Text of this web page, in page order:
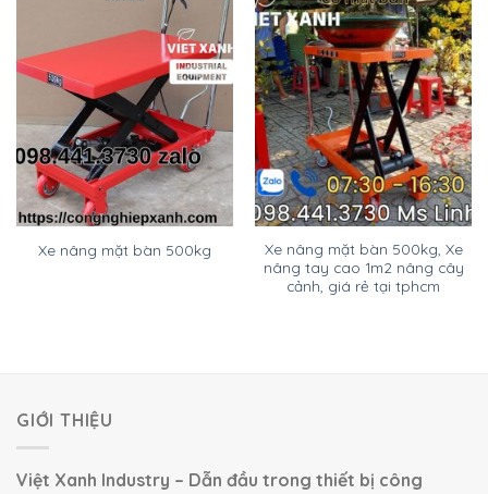
Xe nâng mặt bàn 500kg
Xe nâng mặt bàn 500kg, Xe
nâng tay cao 1m2 nâng cây
cảnh, giá rẻ tại tphcm
GIỚI THIỆU
Việt Xanh Industry – Dẫn đầu trong thiết bị công